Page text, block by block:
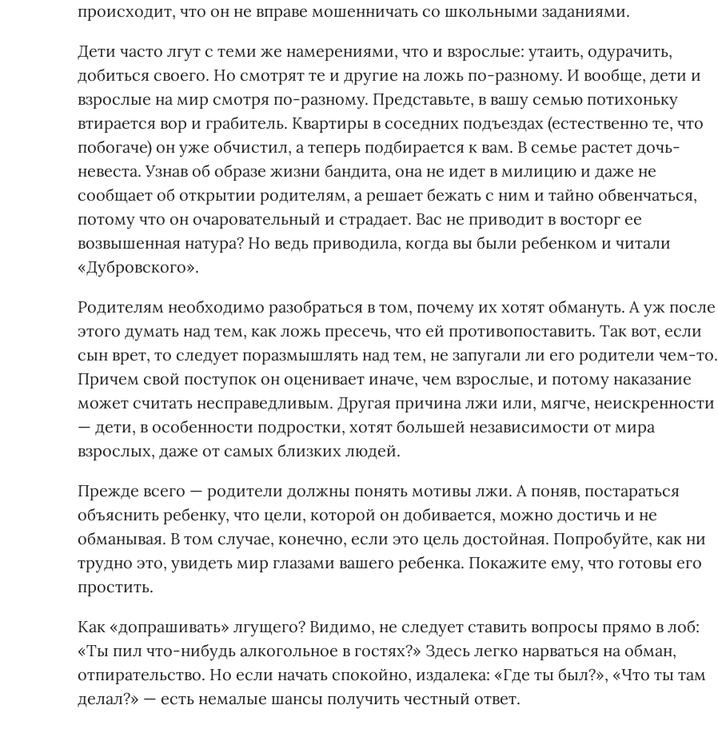
происходит, что он не вправе мошенничать со школьными заданиями.
Дети часто лгут с теми же намерениями, что и взрослые: утаить, одурачить,
добиться своего. Но смотрят те и другие на ложь по-разному. И вообще, дети и
взрослые на мир смотря по-разному. Представьте, в вашу семью потихоньку
втирается вор и грабитель. Квартиры в соседних подъездах (естественно те, что
побогаче) он уже обчистил, а теперь подбирается к вам. В семье растет дочь-
невеста. Узнав об образе жизни бандита, она не идет в милицию и даже не
сообщает об открытии родителям, а решает бежать с ним и тайно обвенчаться,
потому что он очаровательный и страдает. Вас не приводит в восторг ее
возвышенная натура? Но ведь приводила, когда вы были ребенком и читали
«Дубровского».
Родителям необходимо разобраться в том, почему их хотят обмануть. А уж после
этого думать над тем, как ложь пресечь, что ей противопоставить. Так вот, если
сын врет, то следует поразмышлять над тем, не запугали ли его родители чем-то.
Причем свой поступок он оценивает иначе, чем взрослые, и потому наказание
может считать несправедливым. Другая причина лжи или, мягче, неискренности
— дети, в особенности подростки, хотят большей независимости от мира
взрослых, даже от самых близких людей.
Прежде всего — родители должны понять мотивы лжи. А поняв, постараться
объяснить ребенку, что цели, которой он добивается, можно достичь и не
обманывая. В том случае, конечно, если это цель достойная. Попробуйте, как ни
трудно это, увидеть мир глазами вашего ребенка. Покажите ему, что готовы его
простить.
Как «допрашивать» лгущего? Видимо, не следует ставить вопросы прямо в лоб:
«Ты пил что-нибудь алкогольное в гостях?» Здесь легко нарваться на обман,
отпирательство. Но если начать спокойно, издалека: «Где ты был?», «Что ты там
делал?» — есть немалые шансы получить честный ответ.